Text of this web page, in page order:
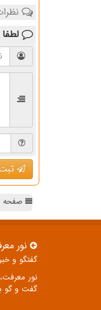
صفحه
نور
گفتگو و
نور
گفت و گو